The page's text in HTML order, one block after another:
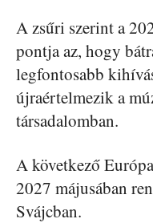
A zsűri szerint a
pontja az, hogy
legfontosabb
újraértelmezik a
társadalomban.
A következő
2027 májusában
Svájcban.